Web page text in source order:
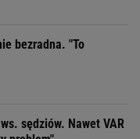
bezradna. "To
sędziów. Nawet VAR